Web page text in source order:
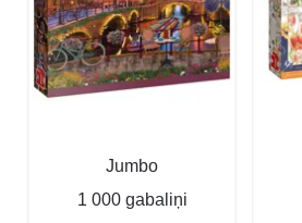
Jumbo
1 000 gabaliņi